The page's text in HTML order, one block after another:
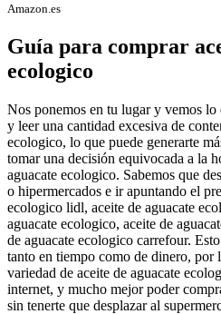
Amazon.es
Guía para comprar
ecologico
Nos ponemos en tu lugar y vemos
y leer una cantidad excesiva de
ecologico, lo que puede generarte
tomar una decisión equivocada a la
aguacate ecologico. Sabemos que
o hipermercados e ir apuntando el
ecologico lidl, aceite de aguacate
aguacate ecologico, aceite de
de aguacate ecologico carrefour.
tanto en tiempo como de dinero, por
variedad de aceite de aguacate
internet, y mucho mejor poder
sin tenerte que desplazar al